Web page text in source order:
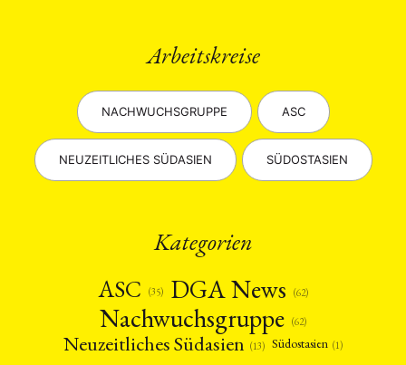
Arbeitskreise
NACHWUCHSGRUPPE ASC
NEUZEITLICHES SÜDASIEN SÜDOSTASIEN
Kategorien
ASC
(35) DGA News (62)
Nachwuchsgruppe (62)
Neuzeitliches Südasien (13) Südostasien (1)